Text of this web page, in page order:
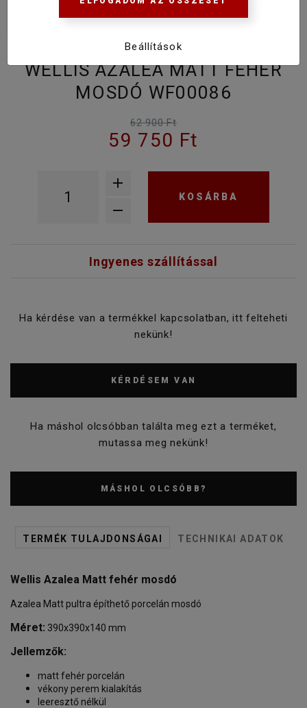
WELLIS AZALEA MATT FEHÉR
MOSDÓ WF00086
62 900 Ft
59 750 Ft
KOSÁRBA
Ingyenes szállítással
Ha kérdése van a termékkel kapcsolatban, itt felteheti
nekünk!
KÉRDÉSEM VAN
Ha máshol olcsóbban találta meg ezt a terméket,
mutassa meg nekünk!
MÁSHOL OLCSÓBB?
TERMÉK TULAJDONSÁGAI TECHNIKAI ADATOK
Wellis Azalea Matt fehér mosdó
Azalea Matt pultra építhető porcelán mosdó
Méret: 390x390x140 mm
Jellemzők:
matt fehér porcelán
vékony perem kialakítás
leeresztő nélkül
Beállítások